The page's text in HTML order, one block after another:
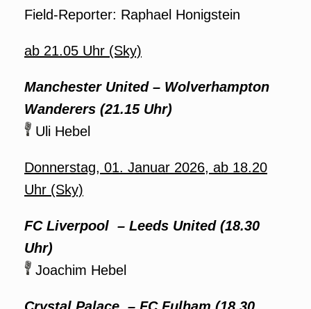
Field-Reporter: Raphael Honigstein
ab 21.05 Uhr (Sky)
Manchester United – Wolverhampton
Wanderers (21.15 Uhr)
Uli Hebel
Donnerstag, 01. Januar 2026, ab 18.20
Uhr (Sky)
FC Liverpool – Leeds United (18.30
Uhr)
Joachim Hebel